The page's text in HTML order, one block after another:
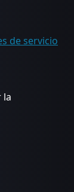
de servicio
la